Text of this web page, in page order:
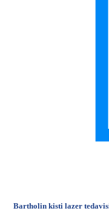
Bartholin kisti lazer